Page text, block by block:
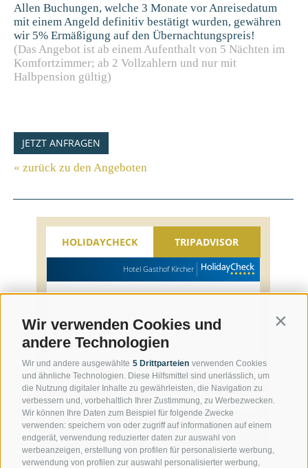
Wir verwenden Cookies und
andere Technologien
Wir und andere ausgewählte 5 Drittparteien verwenden Cookies
und ähnliche Technologien. Diese Hilfsmittel sind unerlässlich, um
die Nutzung digitaler Inhalte zu gewährleisten, die Navigation zu
verbessern und, vorbehaltlich Ihrer Zustimmung, zu Werbezwecken.
Wir können Ihre Daten zum Beispiel für folgende Zwecke
verwenden: speichern von oder zugriff auf informationen auf einem
endgerät, verwendung reduzierter daten zur auswahl von
werbeanzeigen, erstellung von profilen für personalisierte werbung,
verwendung von profilen zur auswahl personalisierter werbung,
Allen Buchungen, welche 3 Monate vor Anreisedatum
mit einem Angeld definitiv bestätigt wurden, gewähren
wir 5% Ermäßigung auf den Übernachtungspreis!
(Das Angebot ist ab einem Aufenthalt von 5 Nächten im
Komfortzimmer; ab 2 Vollzahlern und nur mit
Halbpension gültig)
JETZT ANFRAGEN
« zurück zu den Angeboten
HOLIDAYCHECK TRIPADVISOR
Hotel Gasthof Kircher
"Wiederholt einen
angenehmen Aufenthalt im
Hotel Kircher"
Roland, 61-65, Juli 2026
Jetzt bewerten